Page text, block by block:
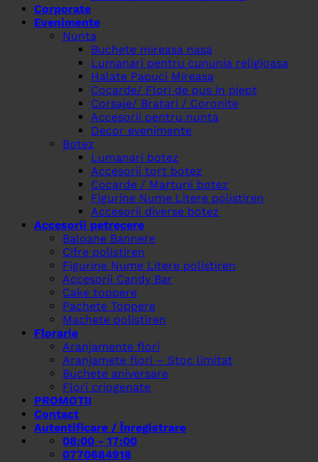
Corporate
Evenimente
Nunta
Buchete mireasa nasa
Lumanari pentru cununia religioasa
Halate Papuci Mireasa
Cocarde/ Flori de pus in piept
Corsaje/ Bratari / Coronite
Accesorii pentru nunta
Decor evenimente
Botez
Lumanari botez
Accesorii tort botez
Cocarde / Marturii botez
Figurine Nume Litere polistiren
Accesorii diverse botez
Accesorii petrecere
Baloane Bannere
Cifre polistiren
Figurine Nume Litere polistiren
Accesorii Candy Bar
Cake toppere
Pachete Toppere
Machete polistiren
Florarie
Aranjamente flori
Aranjamete flori – Stoc limitat
Buchete aniversare
Flori criogenate
PROMOTII
Contact
Autentificare / Înregistrare
08:00 - 17:00
0770684918